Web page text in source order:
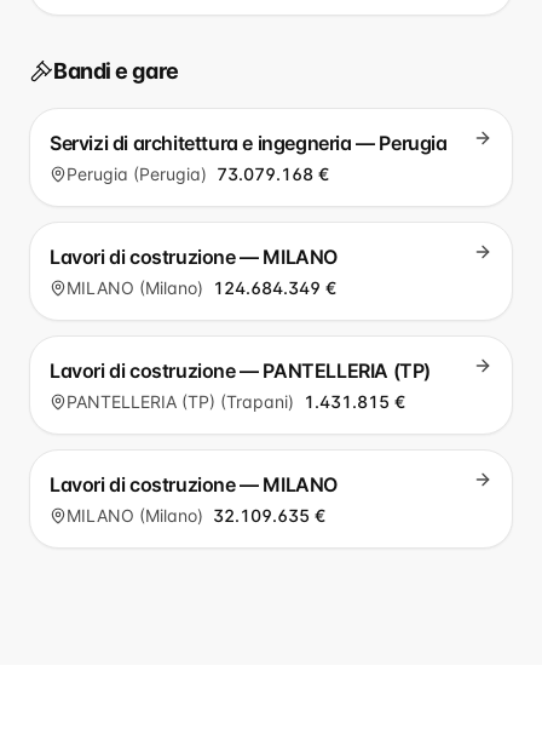
Bandi e gare
Servizi di architettura e ingegneria — Perugia
Perugia (Perugia) 73.079.168 €
Lavori di costruzione — MILANO
MILANO (Milano) 124.684.349 €
Lavori di costruzione — PANTELLERIA (TP)
PANTELLERIA (TP) (Trapani) 1.431.815 €
Lavori di costruzione — MILANO
MILANO (Milano) 32.109.635 €